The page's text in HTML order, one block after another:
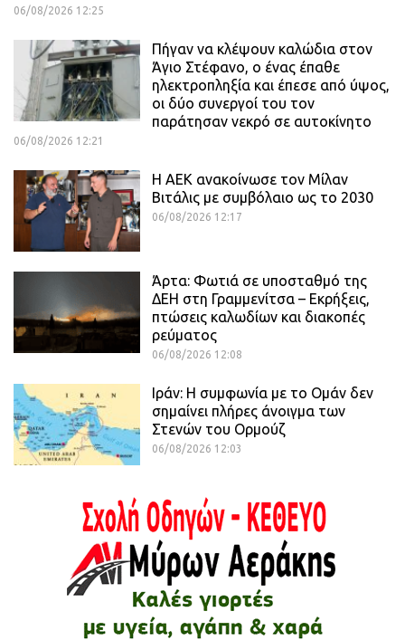
06/08/2026 12:25
Πήγαν να κλέψουν καλώδια στον
Άγιο Στέφανο, ο ένας έπαθε
ηλεκτροπληξία και έπεσε από ύψος,
οι δύο συνεργοί του τον
παράτησαν νεκρό σε αυτοκίνητο
06/08/2026 12:21
H ΑΕΚ ανακοίνωσε τον Μίλαν
Βιτάλις με συμβόλαιο ως το 2030
06/08/2026 12:17
Άρτα: Φωτιά σε υποσταθμό της
ΔΕΗ στη Γραμμενίτσα – Εκρήξεις,
πτώσεις καλωδίων και διακοπές
ρεύματος
06/08/2026 12:08
Ιράν: Η συμφωνία με το Ομάν δεν
σημαίνει πλήρες άνοιγμα των
Στενών του Ορμούζ
06/08/2026 12:03